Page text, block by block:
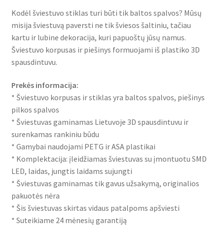
Kodėl šviestuvo stiklas turi būti tik baltos spalvos? Mūsų
misija šviestuvą paversti ne tik šviesos šaltiniu, tačiau
kartu ir lubine dekoracija, kuri papuoštų jūsų namus.
Šviestuvo korpusas ir piešinys formuojami iš plastiko 3D
spausdintuvu.
Prekės informacija:
* Šviestuvo korpusas ir stiklas yra baltos spalvos, piešinys
pilkos spalvos
* Šviestuvas gaminamas Lietuvoje 3D spausdintuvu ir
surenkamas rankiniu būdu
* Gamybai naudojami PETG ir ASA plastikai
* Komplektacija: įleidžiamas šviestuvas su įmontuotu SMD
LED, laidas, jungtis laidams sujungti
* Šviestuvas gaminamas tik gavus užsakymą, originalios
pakuotės nėra
* Šis šviestuvas skirtas vidaus patalpoms apšviesti
* Suteikiame 24 mėnesių garantiją